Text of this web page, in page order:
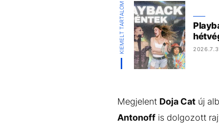
KIEMELT TARTALOM
Megjelent Doja Cat új
Antonoff is dolgozott